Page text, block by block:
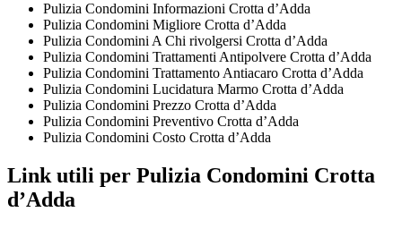
Pulizia Condomini Informazioni Crotta d’Adda
Pulizia Condomini Migliore Crotta d’Adda
Pulizia Condomini A Chi rivolgersi Crotta d’Adda
Pulizia Condomini Trattamenti Antipolvere Crotta d’Adda
Pulizia Condomini Trattamento Antiacaro Crotta d’Adda
Pulizia Condomini Lucidatura Marmo Crotta d’Adda
Pulizia Condomini Prezzo Crotta d’Adda
Pulizia Condomini Preventivo Crotta d’Adda
Pulizia Condomini Costo Crotta d’Adda
Link utili per Pulizia Condomini Crotta
d’Adda